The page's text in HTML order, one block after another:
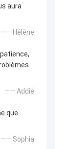
aura
—— Hélène
—— Addie
que
—— Sophia